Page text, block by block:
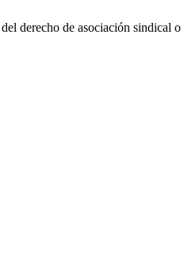
derecho de asociación sindical